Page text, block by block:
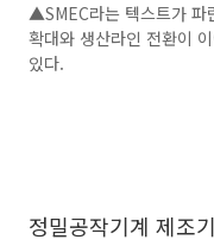
▲SMEC라는 텍스트가 파
확대와 생산라인 전환이
있다.
정밀공작기계 제조